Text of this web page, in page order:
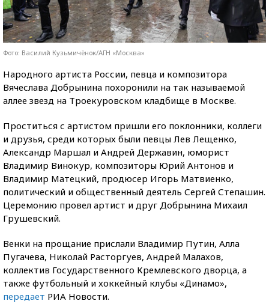
Фото: Василий Кузьмичёнок/АГН «Москва»
Народного артиста России, певца и композитора
Вячеслава Добрынина похоронили на так называемой
аллее звезд на Троекуровском кладбище в Москве.
Проститься с артистом пришли его поклонники, коллеги
и друзья, среди которых были певцы Лев Лещенко,
Александр Маршал и Андрей Державин, юморист
Владимир Винокур, композиторы Юрий Антонов и
Владимир Матецкий, продюсер Игорь Матвиенко,
политический и общественный деятель Сергей Степашин.
Церемонию провел артист и друг Добрынина Михаил
Грушевский.
Венки на прощание прислали Владимир Путин, Алла
Пугачева, Николай Расторгуев, Андрей Малахов,
коллектив Государственного Кремлевского дворца, а
также футбольный и хоккейный клубы «Динамо»,
передает РИА Новости.